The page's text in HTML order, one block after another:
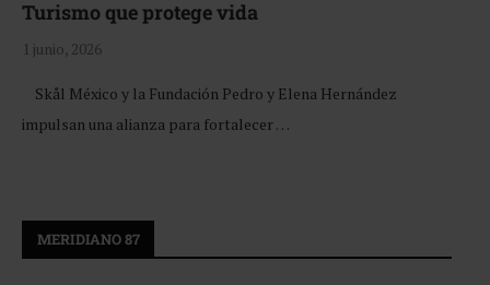
Turismo que protege vida
1 junio, 2026
Skål México y la Fundación Pedro y Elena Hernández
impulsan una alianza para fortalecer …
MERIDIANO 87